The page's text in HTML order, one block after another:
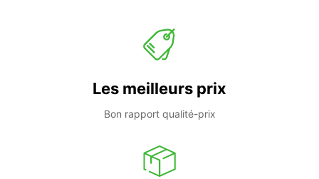
Les meilleurs prix
Bon rapport qualité-prix